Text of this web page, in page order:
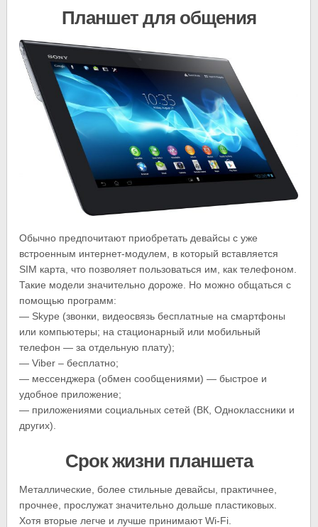
Планшет для общения
Обычно предпочитают приобретать девайсы с уже
встроенным интернет-модулем, в который вставляется
SIM карта, что позволяет пользоваться им, как телефоном.
Такие модели значительно дороже. Но можно общаться с
помощью программ:
— Skype (звонки, видеосвязь бесплатные на смартфоны
или компьютеры; на стационарный или мобильный
телефон — за отдельную плату);
— Viber – бесплатно;
— мессенджера (обмен сообщениями) — быстрое и
удобное приложение;
— приложениями социальных сетей (ВК, Одноклассники и
других).
Срок жизни планшета
Металлические, более стильные девайсы, практичнее,
прочнее, прослужат значительно дольше пластиковых.
Хотя вторые легче и лучше принимают Wi-Fi.